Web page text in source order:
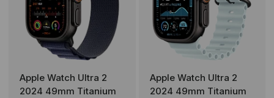
Apple Watch Ultra 2
2024 49mm Titanium
Apple Watch Ultra 2
2024 49mm Titanium